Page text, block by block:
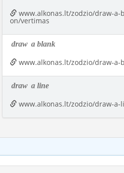
www.alkonas.lt/zodzio/draw-a-
on/vertimas
draw a blank
www.alkonas.lt/zodzio/draw-a-
draw a line
www.alkonas.lt/zodzio/draw-a-